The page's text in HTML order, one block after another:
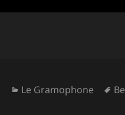
Catégories
Le Gramophone